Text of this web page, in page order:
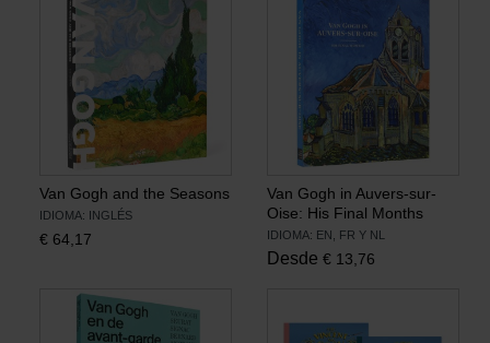
Van Gogh and the Seasons
IDIOMA: INGLÉS
€ 64,17
Van Gogh in Auvers-sur-
Oise: His Final Months
IDIOMA: EN, FR Y NL
Desde € 13,76